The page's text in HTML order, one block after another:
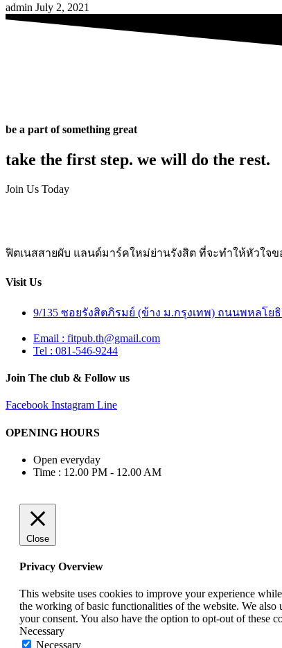
admin July 2, 2021
be a part of something great
take the first step. we will do the rest.
Join Us Today
ฟิตเนสสายผับ แลนด์มาร์คใหม่ย่านรังสิต ที่จะทำให้หัวใจ
Visit Us
9/135 ซอยรังสิตภิรมย์ (ข้าง ม.กรุงเทพ) ถนนพหลโ
Email : fitpub.th@gmail.com
Tel : 081-546-9244
Join The club & Follow us
Facebook Instagram Line
OPENING HOURS
Open everyday
Time : 12.00 PM - 12.00 AM
Close
Privacy Overview
This website uses cookies to improve your experience
the working of basic functionalities of the website. We
your consent. You also have the option to opt-out of these
Necessary
Necessary